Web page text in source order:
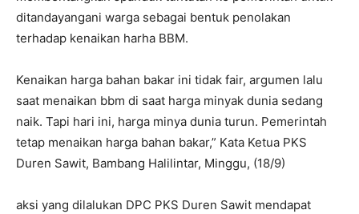
ditandayangani warga sebagai bentuk penolakan
terhadap kenaikan harha BBM.
Kenaikan harga bahan bakar ini tidak fair, argumen lalu
saat menaikan bbm di saat harga minyak dunia sedang
naik. Tapi hari ini, harga minya dunia turun. Pemerintah
tetap menaikan harga bahan bakar,” Kata Ketua PKS
Duren Sawit, Bambang Halilintar, Minggu, (18/9)
aksi yang dilalukan DPC PKS Duren Sawit mendapat